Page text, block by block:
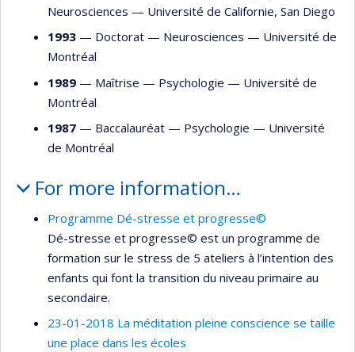
Neurosciences — Université de Californie, San Diego
1993 — Doctorat — Neurosciences — Université de
Montréal
1989 — Maîtrise — Psychologie — Université de
Montréal
1987 — Baccalauréat — Psychologie — Université
de Montréal
For more information…
Programme Dé-stresse et progresse©
Dé-stresse et progresse© est un programme de
formation sur le stress de 5 ateliers à l’intention des
enfants qui font la transition du niveau primaire au
secondaire.
23-01-2018 La méditation pleine conscience se taille
une place dans les écoles